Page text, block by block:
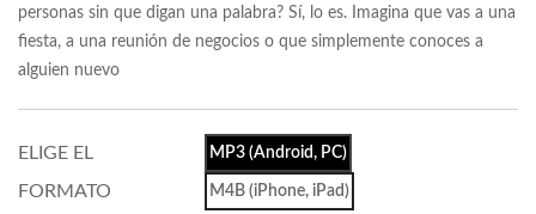
personas sin que digan una palabra? Sí, lo es. Imagina que vas a una
fiesta, a una reunión de negocios o que simplemente conoces a
alguien nuevo
ELIGE EL
FORMATO
MP3 (Android, PC)
M4B (iPhone, iPad)